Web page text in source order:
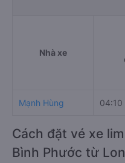
Nhà xe
Mạnh Hùng 04:10
Cách đặt vé xe
Bình Phước từ